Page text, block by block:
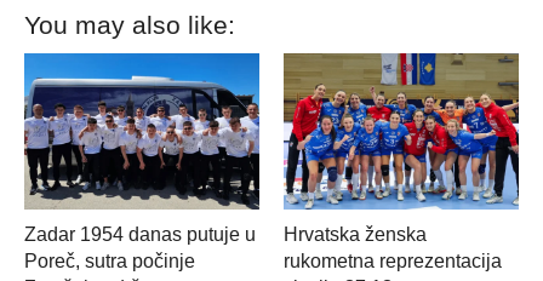
You may also like:
Zadar 1954 danas putuje u
Poreč, sutra počinje
Hrvatska ženska
rukometna reprezentacija